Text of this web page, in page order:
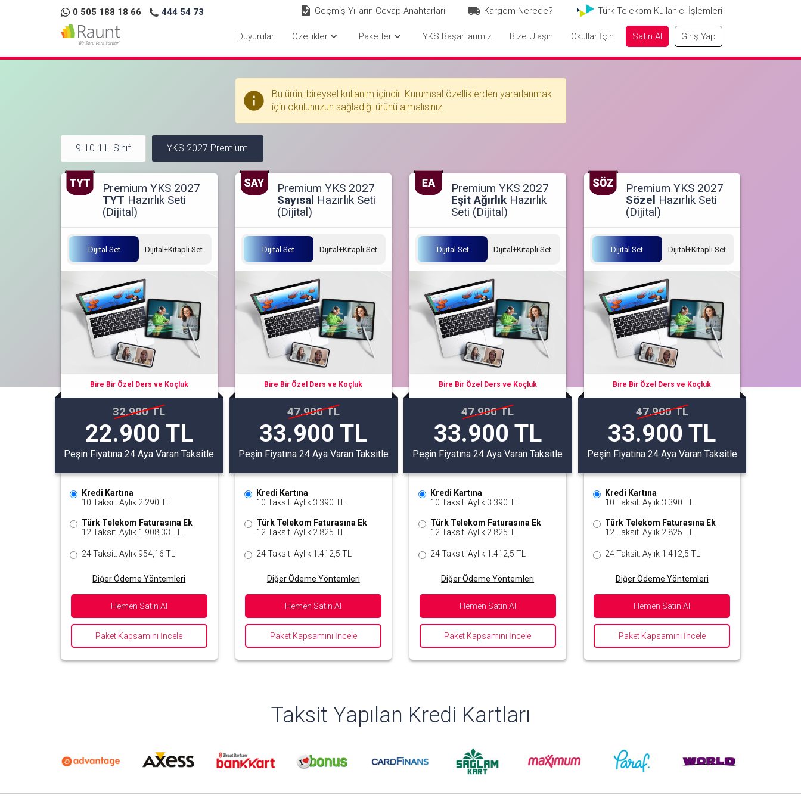
0 505 188 18 66 444 54 73 Geçmiş Yılların Cevap Anahtarları Kargom Nerede? Türk Telekom Kullanıcı İşlemleri
Duyurular Özellikler keyboard_arrow_down Paketler keyboard_arrow_down YKS Başarılarımız Bize Ulaşın Okullar İçin Satın Al Giriş Yap
info
Bu ürün, bireysel kullanım içindir. Kurumsal özelliklerden yararlanmak
için okulunuzun sağladığı ürünü almalısınız.
9-10-11. Sınıf YKS 2027 Premium
Premium YKS 2027
TYT Hazırlık Seti
(Dijital)
Dijital Set Dijital+Kitaplı Set
Bire Bir Özel Ders ve Koçluk
32.900 TL
22.900 TL
Peşin Fiyatına 24 Aya Varan Taksitle
Kredi Kartına
10 Taksit. Aylık 2.290 TL
Türk Telekom Faturasına Ek
12 Taksit. Aylık 1.908,33 TL
24 Taksit. Aylık 954,16 TL
Diğer Ödeme Yöntemleri
Hemen Satın Al
Paket Kapsamını İncele
Premium YKS 2027
Sayısal Hazırlık Seti
(Dijital)
Dijital Set Dijital+Kitaplı Set
Bire Bir Özel Ders ve Koçluk
47.900 TL
33.900 TL
Peşin Fiyatına 24 Aya Varan Taksitle
Kredi Kartına
10 Taksit. Aylık 3.390 TL
Türk Telekom Faturasına Ek
12 Taksit. Aylık 2.825 TL
24 Taksit. Aylık 1.412,5 TL
Diğer Ödeme Yöntemleri
Hemen Satın Al
Paket Kapsamını İncele
Premium YKS 2027
Eşit Ağırlık Hazırlık
Seti (Dijital)
Dijital Set Dijital+Kitaplı Set
Bire Bir Özel Ders ve Koçluk
47.900 TL
33.900 TL
Peşin Fiyatına 24 Aya Varan Taksitle
Kredi Kartına
10 Taksit. Aylık 3.390 TL
Türk Telekom Faturasına Ek
12 Taksit. Aylık 2.825 TL
24 Taksit. Aylık 1.412,5 TL
Diğer Ödeme Yöntemleri
Hemen Satın Al
Paket Kapsamını İncele
Premium YKS 2027
Sözel Hazırlık Seti
(Dijital)
Dijital Set Dijital+Kitaplı Set
Bire Bir Özel Ders ve Koçluk
47.900 TL
33.900 TL
Peşin Fiyatına 24 Aya Varan Taksitle
Kredi Kartına
10 Taksit. Aylık 3.390 TL
Türk Telekom Faturasına Ek
12 Taksit. Aylık 2.825 TL
24 Taksit. Aylık 1.412,5 TL
Diğer Ödeme Yöntemleri
Hemen Satın Al
Paket Kapsamını İncele
Taksit Yapılan Kredi Kartları